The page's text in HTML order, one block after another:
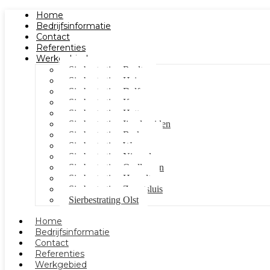
Home
Bedrijfsinformatie
Contact
Referenties
Werkgebied
Sierbestrating Raalte
Sierbestrating Heino
Sierbestrating Dalfsen
Sierbestrating Kampen
Sierbestrating Hattem
Sierbestrating Ijsselmuiden
Sierbestrating Berkum
Sierbestrating Wezep
Sierbestrating Nieuwleusen
Sierbestrating Oudleusen
Sierbestrating Hasselt
Sierbestrating Zwartsluis
Sierbestrating Olst
Home
Bedrijfsinformatie
Contact
Referenties
Werkgebied